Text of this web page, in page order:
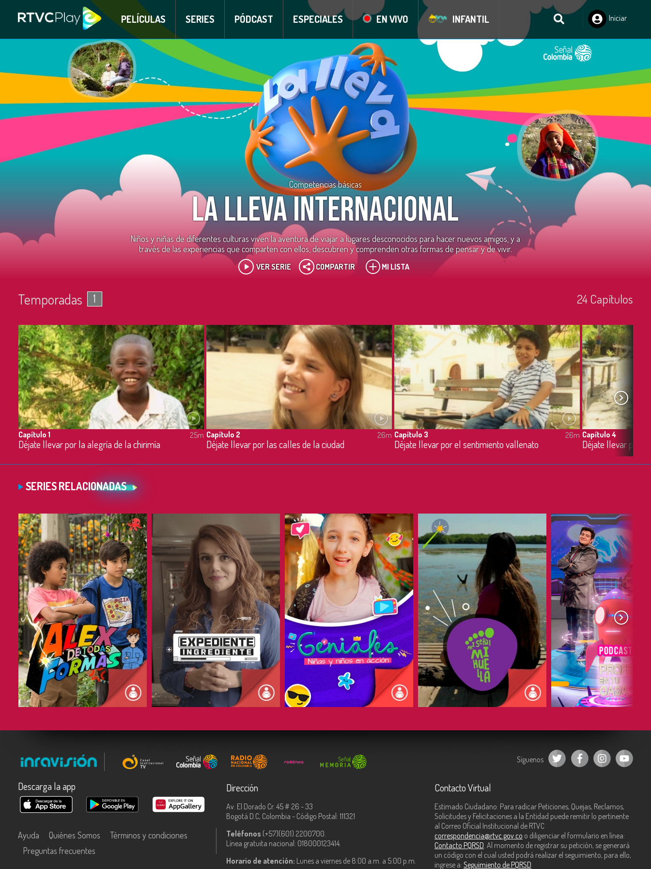
PELÍCULAS SERIES PÓDCAST ESPECIALES EN VIVO INFANTIL
Iniciar
Competencias básicas
La lleva Internacional
Niños y niñas de diferentes culturas viven la aventura de viajar a lugares desconocidos para hacer nuevos amigos, y a
través de las experiencias que comparten con ellos, descubren y comprenden otras formas de pensar y de vivir.
VER SERIE COMPARTIR MI LISTA
Temporadas 1 24 Capí­tulos
Capítulo 1
Déjate llevar por la alegría de la chirimía
25m Capítulo 2
Déjate llevar por las calles de la ciudad
26m Capítulo 3
Déjate llevar por el sentimiento vallenato
26m Capítulo 4
Déjate llevar por
SERIES RELACIONADAS
COMPARTIR COMPARTIR COMPARTIR COMPARTIR COMPARTIR
Síguenos
Descarga la app
Ayuda Quiénes Somos
Términos y condiciones
Preguntas frecuentes
Dirección
Av. El Dorado Cr. 45 # 26 - 33
Bogotá D.C, Colombia - Código Postal: 111321
Teléfonos (+57)(601) 2200700.
Línea gratuita nacional: 018000123414.
Horario de atención: Lunes a viernes de 8:00 a.m. a 5:00 p.m.
Contacto Virtual
Estimado Ciudadano: Para radicar Peticiones, Quejas, Reclamos,
Solicitudes y Felicitaciones a la Entidad puede remitir lo pertinente
al Correo Oficial Institucional de RTVC
correspondencia@rtvc.gov.co o diligenciar el formulario en línea:
Contacto PQRSD. Al momento de registrar su petición, se generará
un código con el cual usted podrá realizar el seguimiento, para ello,
ingrese a: Seguimiento de PQRSD